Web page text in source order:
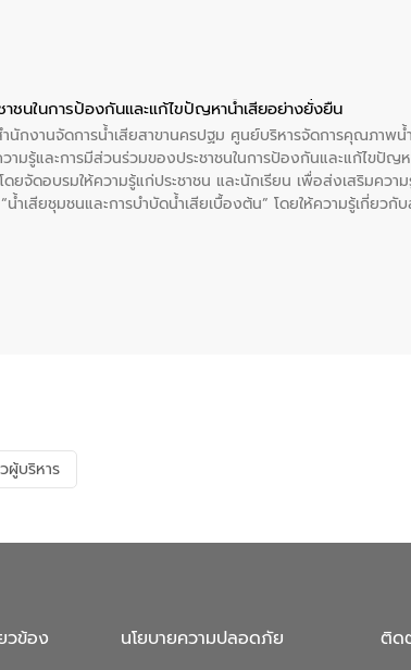
ชนในการป้องกันและแก้ไขปัญหาน้ำเสียอย่างยั่งยืน
งานจัดการน้ำเสียสาขานครปฐม ศูนย์บริหารจัดการคุณภาพน้
มรู้และการมีส่วนร่วมของประชาชนในการป้องกันและแก้ไขปัญ
จัดอบรมให้ความรู้แก่ประชาชน และนักเรียน เพื่อส่งเสริมความ
เสียชุมชนและการบำบัดน้ำเสียเบื้องต้น” โดยให้ความรู้เกี่ยวกั
นิด การบำบัดน้ำเสียเบื้องต้นในครัวเรือน ณ เทศบาลตำบลบางเ
ผู้บริหาร
วข้อง นโยบายความปลอดภัย ติด